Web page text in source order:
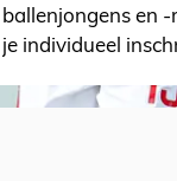
ballenjongens en -
je individueel